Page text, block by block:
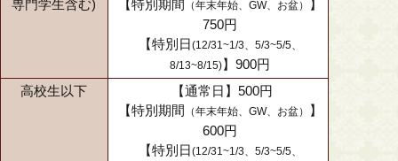
専門学生含む)
【特別期間 （年末年始、GW、お盆）
】
750円
【特別日(12/31~1/3、5/3~5/5、
8/13~8/15)】900円
高校生以下
【通常日】500円
【特別期間 （年末年始、GW、お盆）
】
600円
【特別日(12/31~1/3、5/3~5/5、